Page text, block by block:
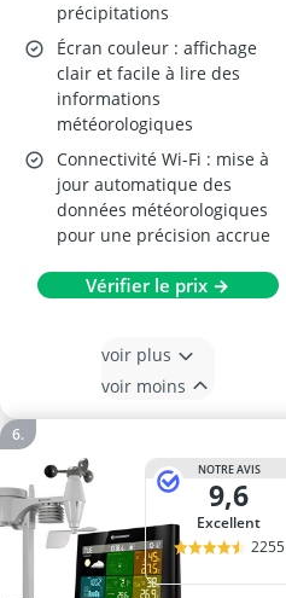
précipitations
Écran couleur : affichage
clair et facile à lire des
informations
météorologiques
Connectivité Wi-Fi : mise à
jour automatique des
données météorologiques
pour une précision accrue
Vérifier le prix →
voir plus
voir moins
NOTRE AVIS
9,6
Excellent
2255